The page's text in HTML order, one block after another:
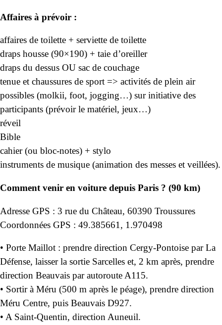
Affaires à prévoir :
affaires de toilette + serviette de toilette
draps housse (90×190) + taie d’oreiller
draps du dessus OU sac de couchage
tenue et chaussures de sport => activités de plein air
possibles (molkii, foot, jogging…) sur initiative des
participants (prévoir le matériel, jeux…)
réveil
Bible
cahier (ou bloc-notes) + stylo
instruments de musique (animation des messes et veillées).
Comment venir en voiture depuis Paris ? (90 km)
Adresse GPS : 3 rue du Château, 60390 Troussures
Coordonnées GPS : 49.385661, 1.970498
• Porte Maillot : prendre direction Cergy-Pontoise par La
Défense, laisser la sortie Sarcelles et, 2 km après, prendre
direction Beauvais par autoroute A115.
• Sortir à Méru (500 m après le péage), prendre direction
Méru Centre, puis Beauvais D927.
• A Saint-Quentin, direction Auneuil.